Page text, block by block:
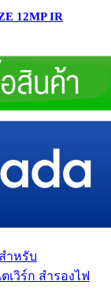
12MP IR